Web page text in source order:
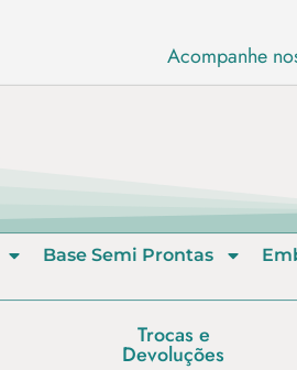
Acompanhe
Base Semi Prontas
Trocas e
Devoluções